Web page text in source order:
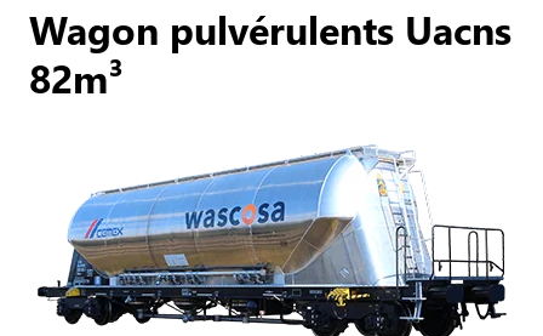
Wagon pulvérulents Uacns
82m³